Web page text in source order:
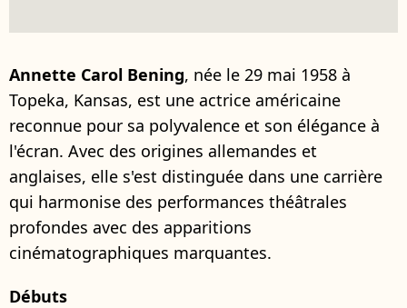
Annette Carol Bening, née le 29 mai 1958 à
Topeka, Kansas, est une actrice américaine
reconnue pour sa polyvalence et son élégance à
l'écran. Avec des origines allemandes et
anglaises, elle s'est distinguée dans une carrière
qui harmonise des performances théâtrales
profondes avec des apparitions
cinématographiques marquantes.
Débuts